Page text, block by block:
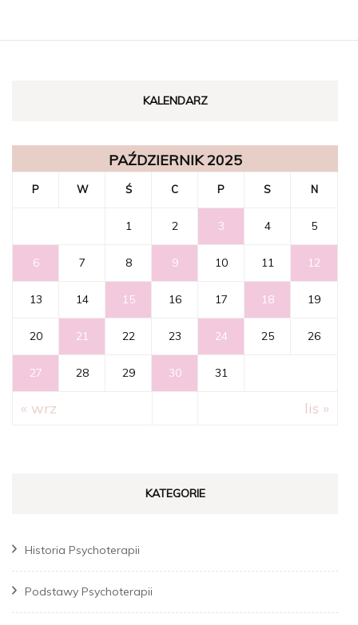
KALENDARZ
PAŹDZIERNIK 2025
P W Ś C P S N
1 2 3 4 5
6 7 8 9 10 11 12
13 14 15 16 17 18 19
20 21 22 23 24 25 26
27 28 29 30 31
« wrz lis »
KATEGORIE
Historia Psychoterapii
Podstawy Psychoterapii